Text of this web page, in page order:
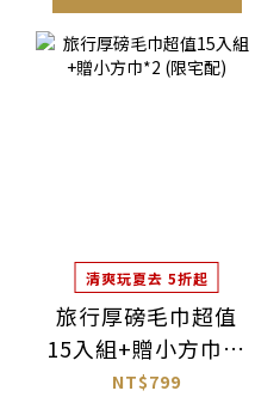
清爽玩夏去 5折起
旅行厚磅毛巾超值
15入組+贈小方巾*2
(限宅配)
NT$799